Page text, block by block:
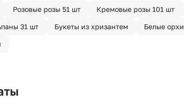
Розовые розы 51 шт Кремовые розы 101 шт
31 шт Букеты из хризантем Белые